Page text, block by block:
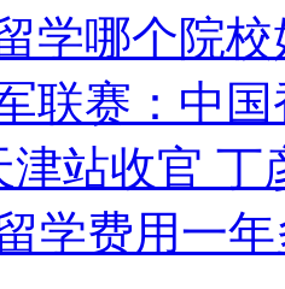
学哪个院校
联赛：中
津站收官
学费用一